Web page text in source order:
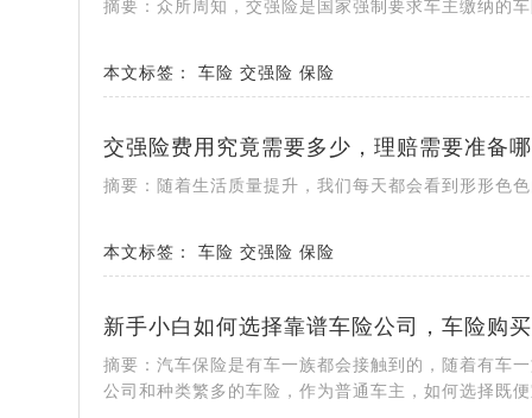
摘要：众所周知，交强险是国家强制要求车主缴纳的
本文标签： 车险 交强险 保险
交强险费用究竟需要多少，理赔需要准备
摘要：随着生活质量提升，我们每天都会看到形形色
本文标签： 车险 交强险 保险
新手小白如何选择靠谱车险公司，车险购
摘要：汽车保险是有车一族都会接触到的，随着有车
公司和种类繁多的车险，作为普通车主，如何选择既